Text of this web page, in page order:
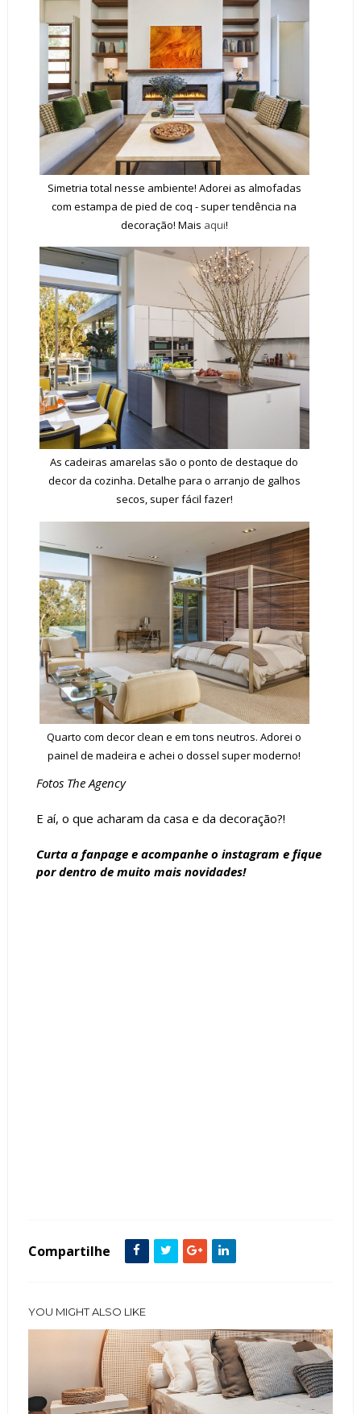
Simetria total nesse ambiente! Adorei as almofadas
com estampa de pied de coq - super tendência na
decoração! Mais aqui!
As cadeiras amarelas são o ponto de destaque do
decor da cozinha. Detalhe para o arranjo de galhos
secos, super fácil fazer!
Quarto com decor clean e em tons neutros. Adorei o
painel de madeira e achei o dossel super moderno!
Fotos The Agency
E aí, o que acharam da casa e da decoração?!
Curta a fanpagee acompanhe o instagram e fique
por dentro de muito mais novidades!
Compartilhe
YOU MIGHT ALSO LIKE